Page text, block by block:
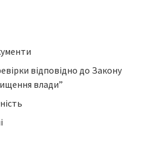
відповідно до Закону
влади”